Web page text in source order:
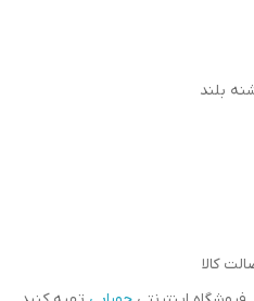
بلند
کالا